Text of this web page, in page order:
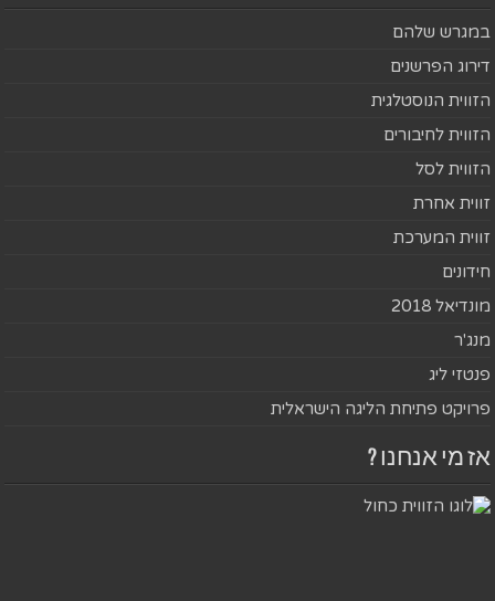
במגרש שלהם
דירוג הפרשנים
הזווית הנוסטלגית
הזווית לחיבורים
הזווית לסל
זווית אחרת
זווית המערכת
חידונים
מונדיאל 2018
מנג'ר
פנטזי ליג
פרויקט פתיחת הליגה הישראלית
אז מי אנחנו ?